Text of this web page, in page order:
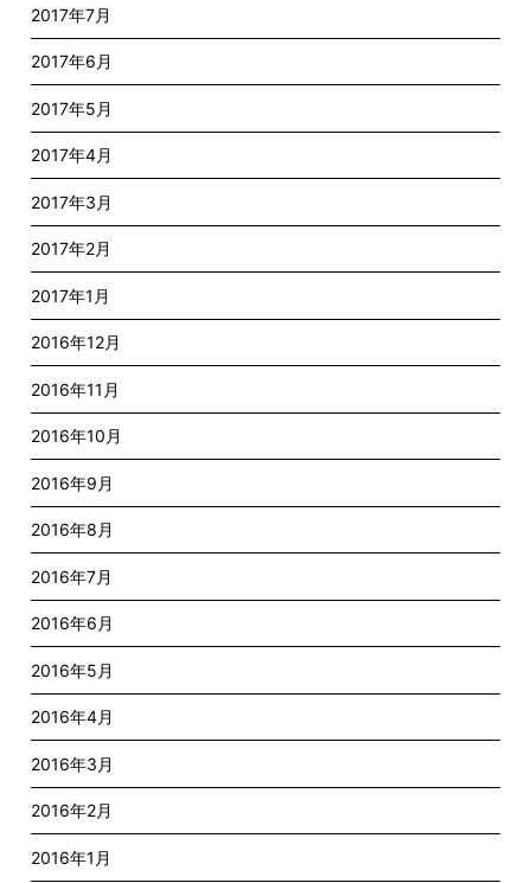
2017年7月
2017年6月
2017年5月
2017年4月
2017年3月
2017年2月
2017年1月
2016年12月
2016年11月
2016年10月
2016年9月
2016年8月
2016年7月
2016年6月
2016年5月
2016年4月
2016年3月
2016年2月
2016年1月